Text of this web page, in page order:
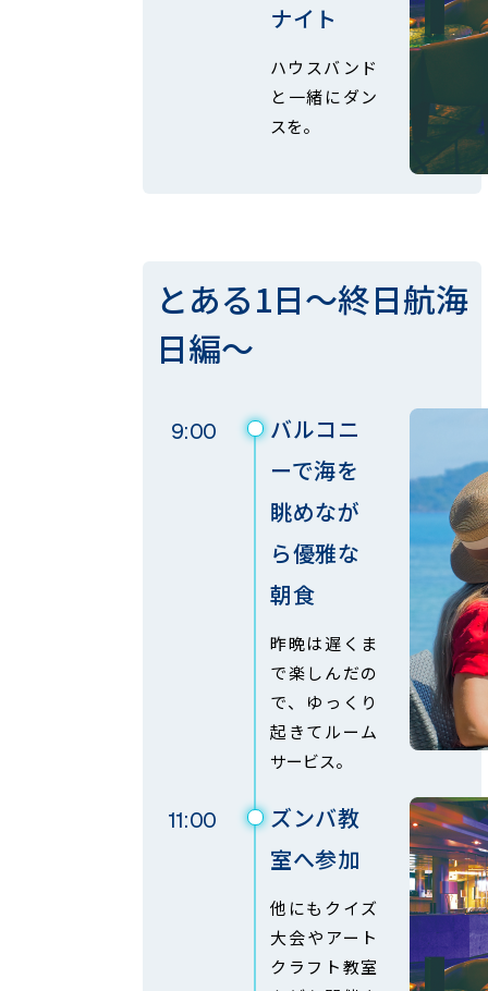
ナイト
ハウスバンド
と一緒にダン
スを。
とある1日～終日航海
日編～
9:00
バルコニ
ーで海を
眺めなが
ら優雅な
朝食
昨晩は遅くま
で楽しんだの
で、ゆっくり
起きてルーム
サービス。
11:00
ズンバ教
室へ参加
他にもクイズ
大会やアート
クラフト教室